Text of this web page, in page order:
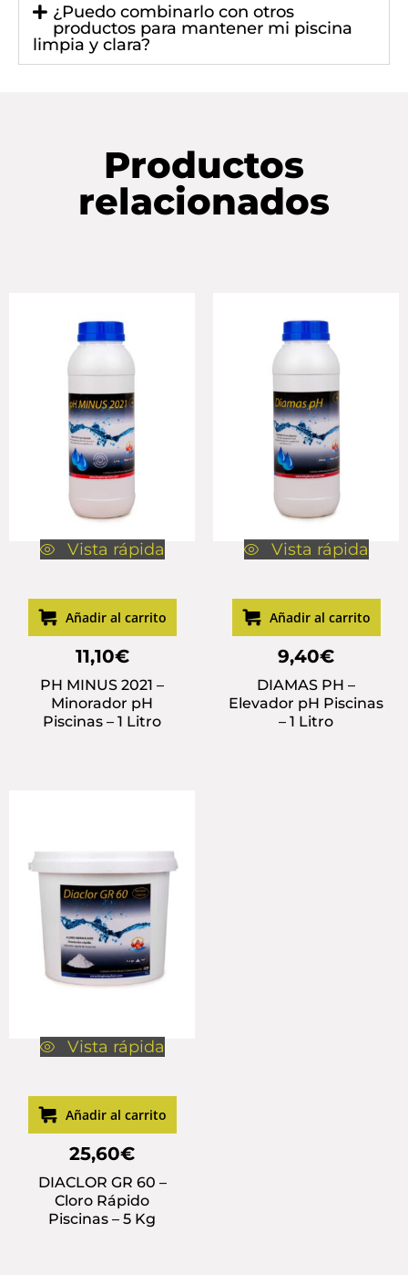
¿Puedo combinarlo con otros
productos para mantener mi piscina
limpia y clara?
Productos
relacionados
Vista rápida
Añadir al carrito
11,10€
PH MINUS 2021 –
Minorador pH
Piscinas – 1 Litro
Vista rápida
Añadir al carrito
9,40€
DIAMAS PH –
Elevador pH Piscinas
– 1 Litro
Vista rápida
Añadir al carrito
25,60€
DIACLOR GR 60 –
Cloro Rápido
Piscinas – 5 Kg